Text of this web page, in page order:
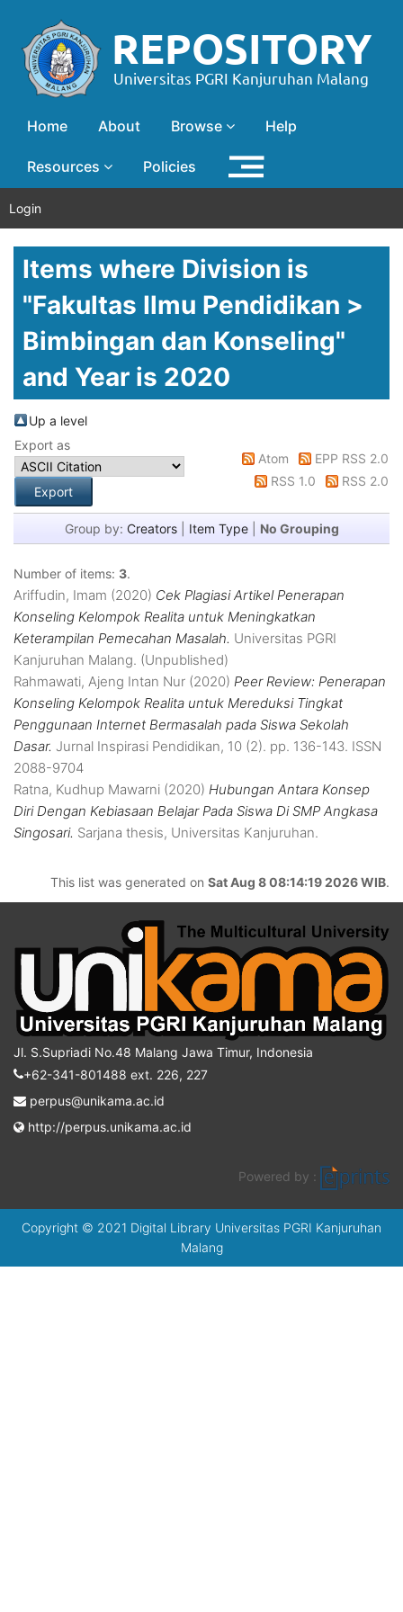
Home About Browse Help
Resources Policies
Login
Items where Division is
"Fakultas Ilmu Pendidikan >
Bimbingan dan Konseling"
and Year is 2020
Up a level
Export as
Atom
EPP RSS 2.0
RSS 1.0
RSS 2.0
Group by: Creators| Item Type| No Grouping
Number of items: 3.
Ariffudin, Imam (2020) Cek Plagiasi Artikel Penerapan
Konseling Kelompok Realita untuk Meningkatkan
Keterampilan Pemecahan Masalah. Universitas PGRI
Kanjuruhan Malang. (Unpublished)
Rahmawati, Ajeng Intan Nur (2020) Peer Review: Penerapan
Konseling Kelompok Realita untuk Mereduksi Tingkat
Penggunaan Internet Bermasalah pada Siswa Sekolah
Dasar. Jurnal Inspirasi Pendidikan, 10 (2). pp. 136-143. ISSN
2088-9704
Ratna, Kudhup Mawarni (2020) Hubungan Antara Konsep
Diri Dengan Kebiasaan Belajar Pada Siswa Di SMP Angkasa
Singosari. Sarjana thesis, Universitas Kanjuruhan.
This list was generated on Sat Aug 8 08:14:19 2026 WIB.
Jl. S.Supriadi No.48 Malang Jawa Timur, Indonesia
+62-341-801488 ext. 226, 227
perpus@unikama.ac.id
http://perpus.unikama.ac.id
Powered by :
Copyright © 2021 Digital Library Universitas PGRI Kanjuruhan
Malang